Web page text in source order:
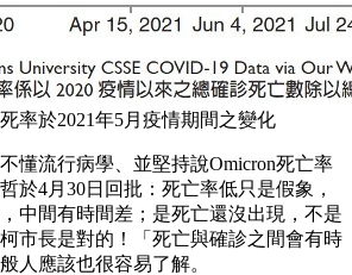
率於2021年5月疫情期間之變化
懂流行病學、並堅持說Omicron死亡率
於4月30日回批：死亡率低只是假象，
中間有時間差；是死亡還沒出現，不是
市長是對的！「死亡與確診之間會有時
人應該也很容易了解。